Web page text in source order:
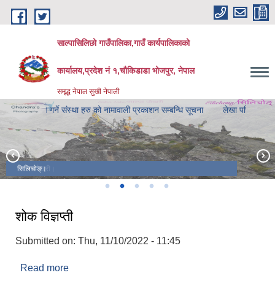
Skip to main content
साल्पासिलिछो गाउँपालिका,गाउँ कार्यपालिकाको
कार्यालय,प्रदेश नं १,चौकिडाडा भोजपुर, नेपाल
समृद्ध नेपाल सुखी नेपाली
गर्ने संस्था हरु को नामावाली प्रकाशन सम्बन्धि सूचना लेखा परिक्षण गर्ने संस्था हरु को
साल्पा पोखरी।
सिलिचोङ्।
योगमाया
शोक विज्ञप्ती
Submitted on: Thu, 11/10/2022 - 11:45
Read more